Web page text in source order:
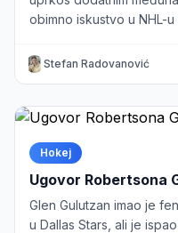
obimno iskustvo u NHL-
Stefan Radovanović
Hokej
Ugovor Robertsona
Glen Gulutzan imao je
u Dallas Stars, ali je